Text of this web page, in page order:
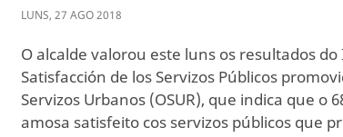
LUNS,27 AGO2018
O alcalde valorou este luns os resultados
Satisfacción de los Servizos Públicos
Servizos Urbanos (OSUR), que indica que o
amosa satisfeito cos servizos públicos que